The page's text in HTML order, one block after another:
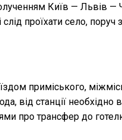
Київ — Львів —
проїхати село,
приміського,
від станції необхідно
про трансфер до